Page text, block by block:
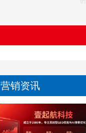
营销资讯